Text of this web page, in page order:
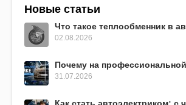
Новые статьи
Что такое теплообменник в
02.08.2026
Почему на
31.07.2026
Как стать автоэлектриком: с